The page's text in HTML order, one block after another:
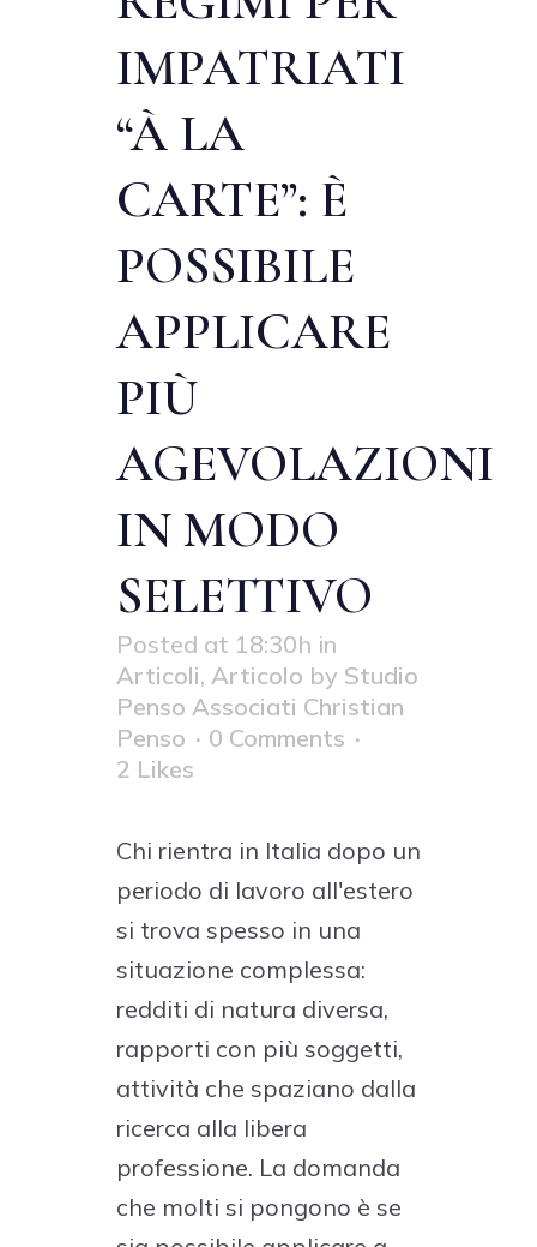
IMPATRIATI
“À LA
CARTE”: È
POSSIBILE
APPLICARE
PIÙ
AGEVOLAZIONI
IN MODO
SELETTIVO
Posted at 18:30h in
Articoli, Articolo by Studio
Penso Associati Christian
Penso
0 Comments
2 Likes
Chi rientra in Italia dopo un
periodo di lavoro all'estero
si trova spesso in una
situazione complessa:
redditi di natura diversa,
rapporti con più soggetti,
attività che spaziano dalla
ricerca alla libera
professione. La domanda
che molti si pongono è se